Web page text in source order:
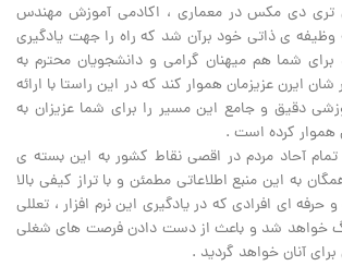
دی مکس در معماری ، اکادمی آموزش مهندس
وظیفه ی ذاتی خود برآن شد که راه را جهت یادگیری
برای شما هم میهنان گرامی و دانشجویان محترم به
ایرن عزیزمان هموار کند که در این راستا با ارائه
دقیق و جامع این مسیر را برای شما عزیزان به
کرده است .
آحاد مردم در اقصی نقاط کشور به این بسته ی
به این منبع اطلاعاتی مطمئن و با تراز کیفی بالا
ای افرادی که در یادگیری این نرم افزار ، تعللی
خواهد شد و باعث از دست دادن فرصت های شغلی
برای آنان خواهد گردید .